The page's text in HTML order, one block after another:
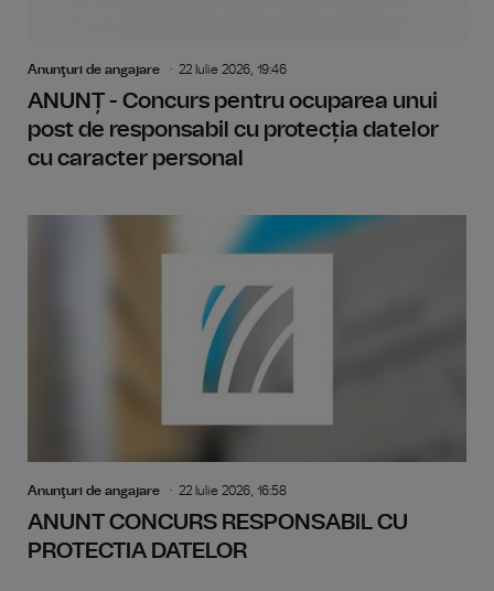
Anunţuri de angajare 22 Iulie 2026, 19:46
ANUNȚ - Concurs pentru ocuparea unui
post de responsabil cu protecția datelor
cu caracter personal
Anunţuri de angajare 22 Iulie 2026, 16:58
ANUNT CONCURS RESPONSABIL CU
PROTECTIA DATELOR